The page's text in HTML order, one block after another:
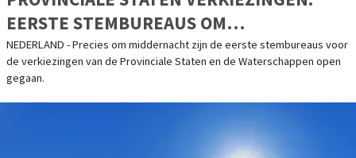
EERSTE STEMBUREAUS OM
MIDDERNACHT AL GEOPEND
NEDERLAND - Precies om middernacht zijn de eerste stembureaus voor
de verkiezingen van de Provinciale Staten en de Waterschappen open
gegaan.